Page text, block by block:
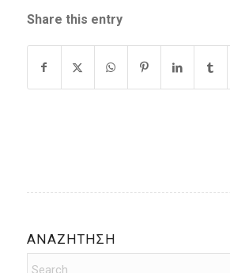
Share this entry
ΑΝΑΖΗΤΗΣΗ